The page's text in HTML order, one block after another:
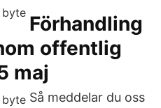
Förhandling
offentlig
maj
Så meddelar du oss